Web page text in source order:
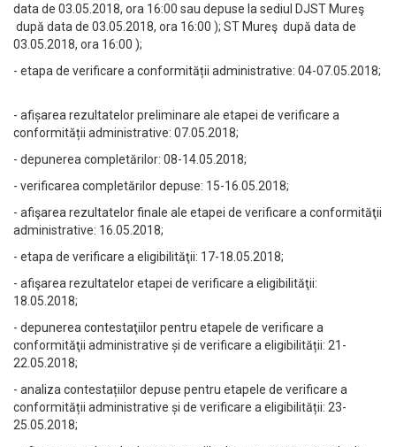
data de 03.05.2018, ora 16:00 sau depuse la sediul DJST Mureş
după data de 03.05.2018, ora 16:00 ); ST Mureş după data de
03.05.2018, ora 16:00 );
- etapa de verificare a conformității administrative: 04-07.05.2018;
- afișarea rezultatelor preliminare ale etapei de verificare a
conformității administrative: 07.05.2018;
- depunerea completărilor: 08-14.05.2018;
- verificarea completărilor depuse: 15-16.05.2018;
- afişarea rezultatelor finale ale etapei de verificare a conformităţii
administrative: 16.05.2018;
- etapa de verificare a eligibilităţii: 17-18.05.2018;
- afişarea rezultatelor etapei de verificare a eligibilităţii:
18.05.2018;
- depunerea contestaţiilor pentru etapele de verificare a
conformităţii administrative și de verificare a eligibilității: 21-
22.05.2018;
- analiza contestațiilor depuse pentru etapele de verificare a
conformității administrative și de verificare a eligibilității: 23-
25.05.2018;